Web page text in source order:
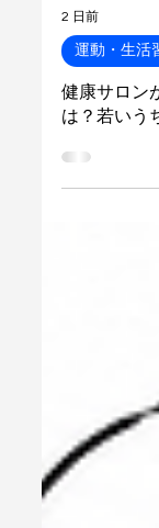
2 日前
運動・生活
健康サロン